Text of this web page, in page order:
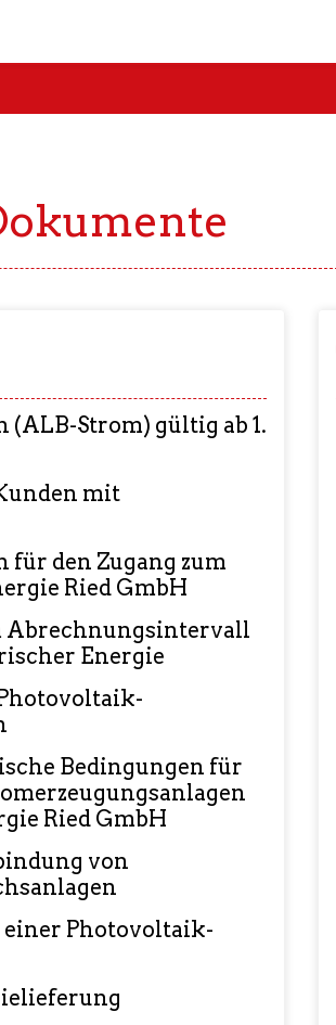
Strom) gültig ab 1.
mit
den Zugang zum
Ried GmbH
Abrechnungsintervall
Energie
Bedingungen für
Ried GmbH
von
Photovoltaik-